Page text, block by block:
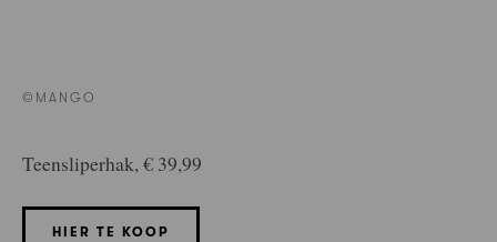
©MANGO
Teensliperhak, € 39,99
HIER TE KOOP